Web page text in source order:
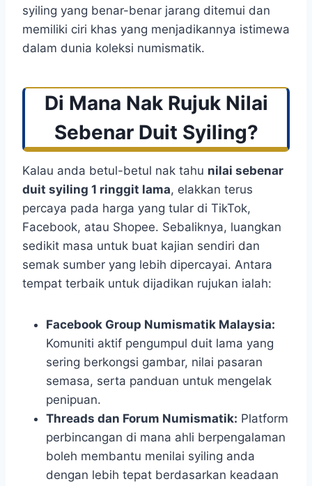
syiling yang benar-benar jarang ditemui dan
memiliki ciri khas yang menjadikannya istimewa
dalam dunia koleksi numismatik.
Di Mana Nak Rujuk Nilai
Sebenar Duit Syiling?
Kalau anda betul-betul nak tahu nilai sebenar
duit syiling 1 ringgit lama, elakkan terus
percaya pada harga yang tular di TikTok,
Facebook, atau Shopee. Sebaliknya, luangkan
sedikit masa untuk buat kajian sendiri dan
semak sumber yang lebih dipercayai. Antara
tempat terbaik untuk dijadikan rujukan ialah:
Facebook Group Numismatik Malaysia:
Komuniti aktif pengumpul duit lama yang
sering berkongsi gambar, nilai pasaran
semasa, serta panduan untuk mengelak
penipuan.
Threads dan Forum Numismatik: Platform
perbincangan di mana ahli berpengalaman
boleh membantu menilai syiling anda
dengan lebih tepat berdasarkan keadaan